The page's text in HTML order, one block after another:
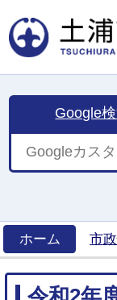
Google
ホーム
市